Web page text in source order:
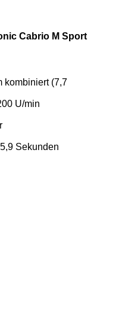
Cabrio M Sport
kombiniert (7,7
U/min
5,9 Sekunden